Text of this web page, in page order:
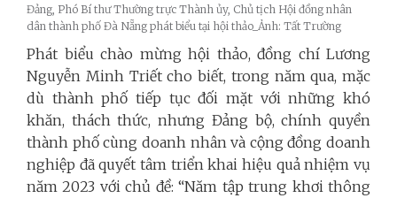
Đảng, Phó Bí thư Thường trực Thành ủy, Chủ tịch Hội đồng nhân
dân thành phố Đà Nẵng phát biểu tại hội thảo_Ảnh: Tất Trường
Phát biểu chào mừng hội thảo, đồng chí Lương
Nguyễn Minh Triết cho biết, trong năm qua, mặc
dù thành phố tiếp tục đối mặt với những khó
khăn, thách thức, nhưng Đảng bộ, chính quyền
thành phố cùng doanh nhân và cộng đồng doanh
nghiệp đã quyết tâm triển khai hiệu quả nhiệm vụ
năm 2023 với chủ đề: “Năm tập trung khơi thông